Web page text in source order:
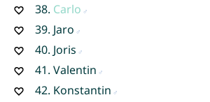
38. Carlo
39. Jaro
40. Joris
41. Valentin
42. Konstantin